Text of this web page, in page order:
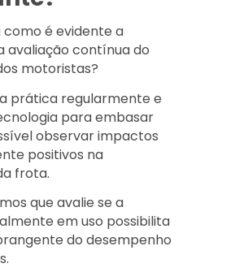
como é evidente a
avaliação contínua do
motoristas?
prática regularmente e
para embasar
observar impactos
positivos na
frota.
que avalie se a
em uso possibilita
do desempenho